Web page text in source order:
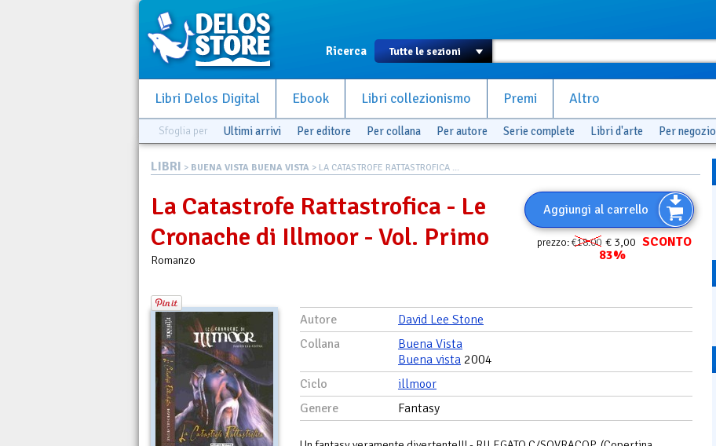
Ricerca
Libri Delos Digital Ebook Libri collezionismo Premi Altro
Sfoglia per Ultimi arrivi Per editore Per collana Per autore Serie complete Libri d'arte Per negozio
LIBRI > BUENA VISTA BUENA VISTA > LA CATASTROFE RATTASTROFICA ...
Aggiungi al carrello
prezzo:€18.00 € 3,00 SCONTO
83%
La Catastrofe Rattastrofica - Le
Cronache di Illmoor - Vol. Primo
Romanzo
Autore
David Lee Stone
Collana
Buena Vista
Buena vista 2004
Ciclo
illmoor
Genere
Fantasy